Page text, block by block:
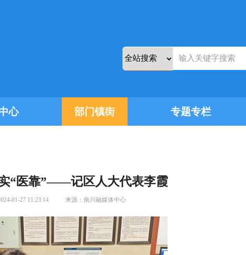
心 部门镇街 专题专栏
“医靠”——记区人大代表李霞
01-27 11:23:14 来源： 南川融媒体中心